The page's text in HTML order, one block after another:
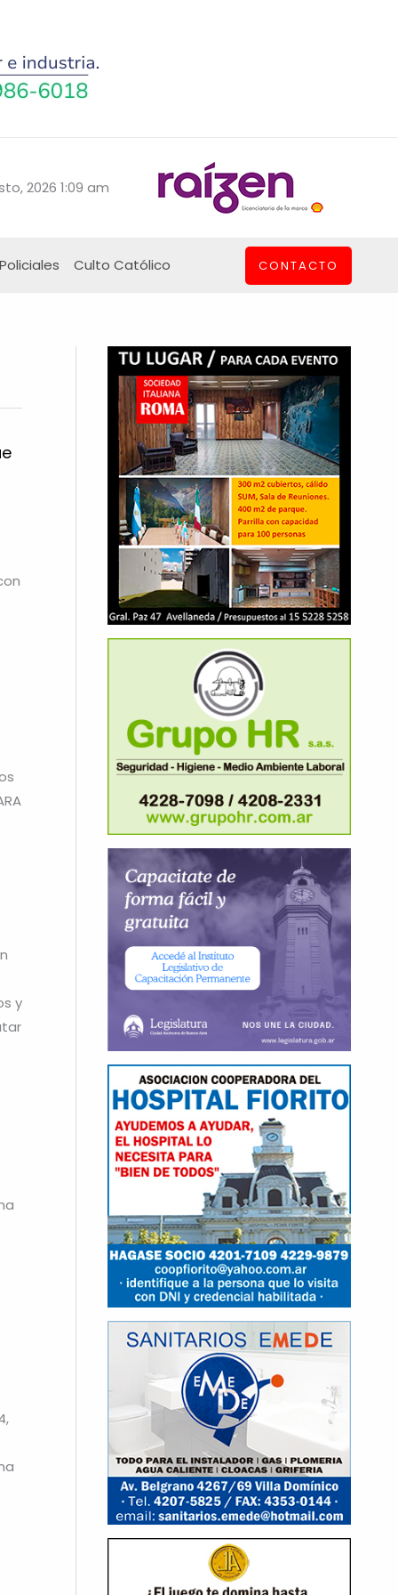
2026 1:09 am
Policiales Culto Católico CONTACTO
y